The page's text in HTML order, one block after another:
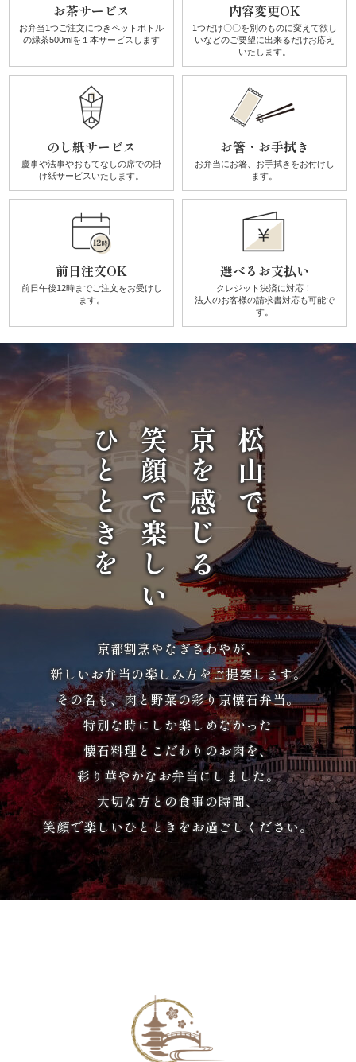
リ
ん
す
《揚
げ
物・
揚
げ》
シ
ー
ズ
シ
か
ら
選
ぶ
家
お茶サービス
お弁当1つご注文につきペットボトル
の緑茶500mlを１本サービスします
内容変更OK
1つだけ〇〇を別のものに変えて欲し
いなどのご要望に出来るだけお応え
いたします。
のし紙サービス
慶事や法事やおもてなしの席での掛
け紙サービスいたします。
お箸・お手拭き
お弁当にお箸、お手拭きをお付けし
ます。
前日注文OK
前日午後12時までご注文をお受けし
ます。
選べるお支払い
クレジット決済に対応！
法人のお客様の請求書対応も可能で
す。
松山で
京を感じる
笑顔で楽しい
ひとときを
京都割烹やなぎさわやが、
新しいお弁当の楽しみ方をご提案します。
その名も、肉と野菜の彩り京懐石弁当。
特別な時にしか楽しめなかった
懐石料理とこだわりのお肉を、
彩り華やかなお弁当にしました。
大切な方との食事の時間、
笑顔で楽しいひとときをお過ごしください。